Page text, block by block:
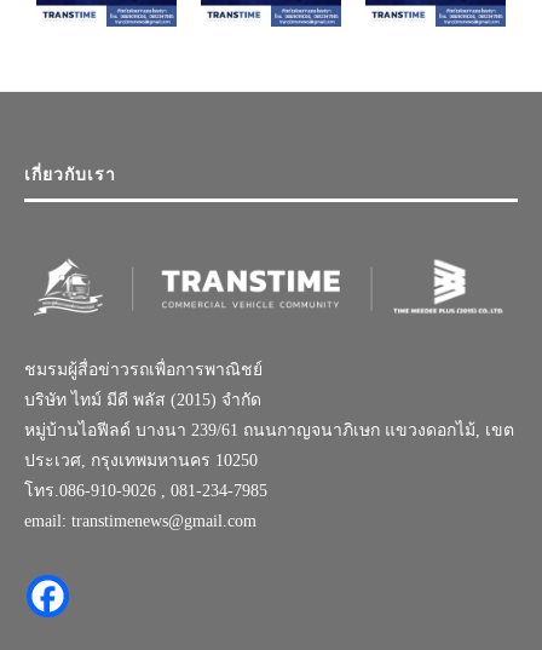
เกี่ยวกับเรา
ชมรมผู้สื่อข่าวรถเพื่อการพาณิชย์
บริษัท ไทม์ มีดี พลัส (2015) จำกัด
หมู่บ้านไอฟีลด์ บางนา 239/61 ถนนกาญจนาภิเษก แขวงดอกไม้, เขต
ประเวศ, กรุงเทพมหานคร 10250
โทร.086-910-9026 , 081-234-7985
email: transtimenews@gmail.com